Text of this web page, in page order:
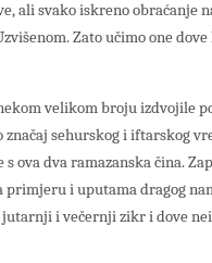
ali svako iskreno obraćanje
Zato učimo one dove
velikom broju izdvojile
sehurskog i iftarskog
ova dva ramazanska čina.
i uputama dragog
i večernji zikr i dove